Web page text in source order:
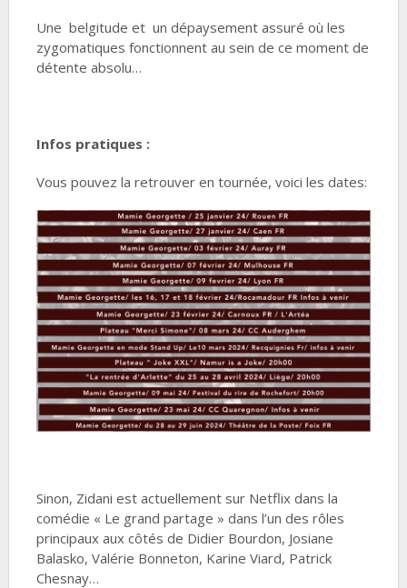
Une belgitude et un dépaysement assuré où les
zygomatiques fonctionnent au sein de ce moment de
détente absolu…
Infos pratiques :
Vous pouvez la retrouver en tournée, voici les dates:
Sinon, Zidani est actuellement sur Netflix dans la
comédie « Le grand partage » dans l’un des rôles
principaux aux côtés de Didier Bourdon, Josiane
Balasko, Valérie Bonneton, Karine Viard, Patrick
Chesnay…